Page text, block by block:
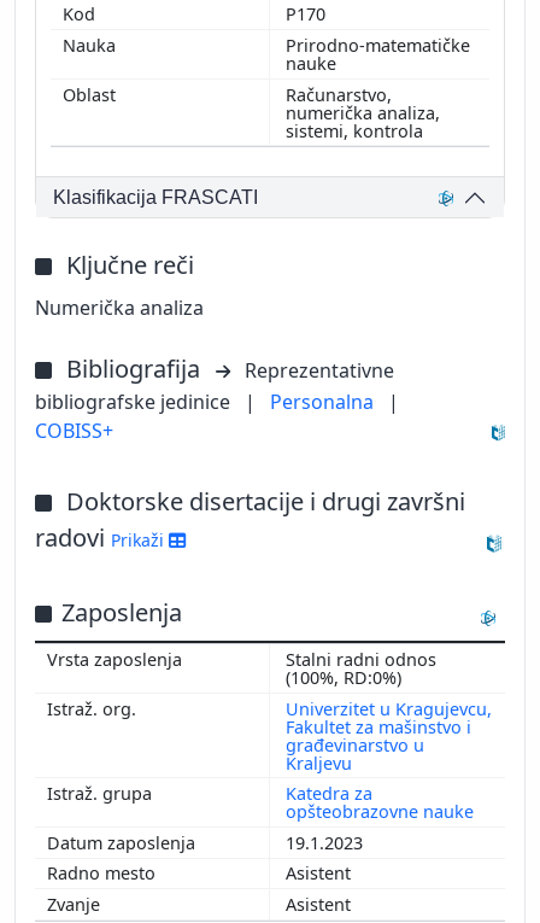
P170
Prirodno-matematičke
nauke
Računarstvo,
numerička analiza,
sistemi, kontrola
Klasifikacija FRASCATI
Ključne reči
Numerička analiza
Bibliografija
Reprezentativne
bibliografske jedinice
| Personalna
|
COBISS+
Doktorske disertacije i drugi završni
radovi Prikaži
Zaposlenja
Stalni radni odnos
(100%, RD:0%)
Univerzitet u Kragujevcu,
Fakultet za mašinstvo i
građevinarstvo u
Kraljevu
Katedra za
opšteobrazovne nauke
19.1.2023
Asistent
Asistent